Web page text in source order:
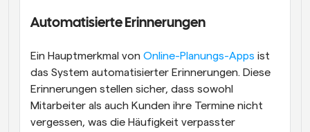
Automatisierte Erinnerungen
Ein Hauptmerkmal von Online-Planungs-Apps ist
das System automatisierter Erinnerungen. Diese
Erinnerungen stellen sicher, dass sowohl
Mitarbeiter als auch Kunden ihre Termine nicht
vergessen, was die Häufigkeit verpasster